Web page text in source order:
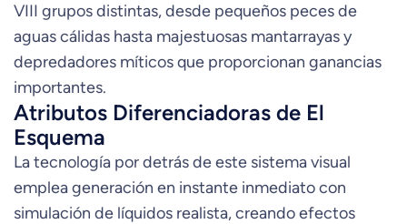
VIII grupos distintas, desde pequeños peces de
aguas cálidas hasta majestuosas mantarrayas y
depredadores míticos que proporcionan ganancias
importantes.
Atributos Diferenciadoras de El
Esquema
La tecnología por detrás de este sistema visual
emplea generación en instante inmediato con
simulación de líquidos realista, creando efectos